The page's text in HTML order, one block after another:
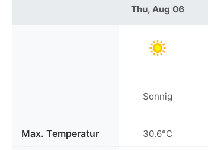
Max. Temperatur
Thu, Aug 06
Sonnig
30.6°C